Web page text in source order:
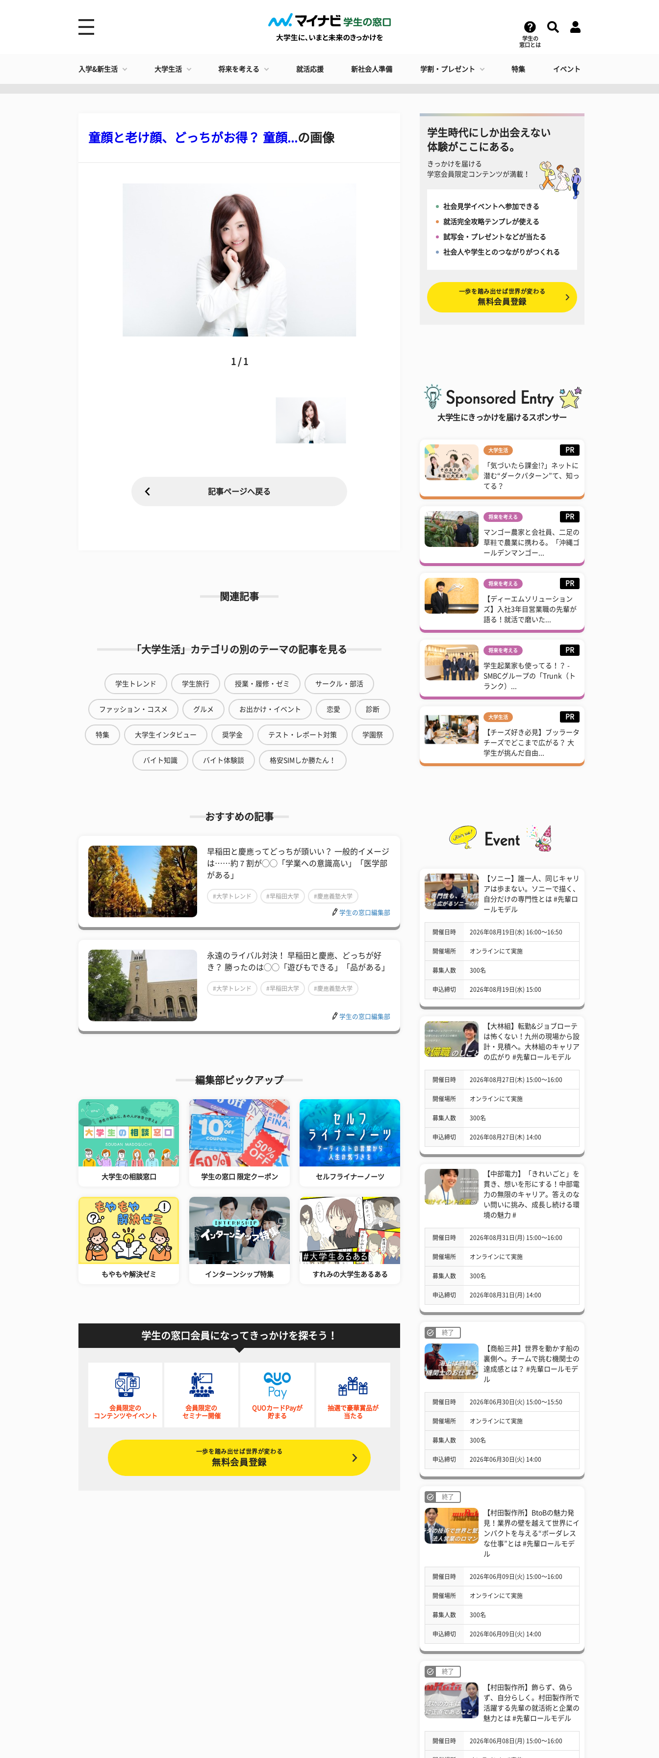
学生の
窓口とは
入学&新生活 大学生活 将来を考える 就活応援 新社会人準備 学割・プレゼント 特集 イベント
童顔と老け顔、どっちがお得？ 童顔...の画像
1 / 1
記事ページへ戻る
関連記事
「大学生活」カテゴリの別のテーマの記事を見る
学生トレンド 学生旅行 授業・履修・ゼミ サークル・部活
ファッション・コスメ グルメ お出かけ・イベント 恋愛 診断
特集 大学生インタビュー 奨学金 テスト・レポート対策 学園祭
バイト知識 バイト体験談 格安SIMしか勝たん！
おすすめの記事
早稲田と慶應ってどっちが頭いい？ 一般的イメージ
は……約７割が◯◯「学業への意識高い」「医学部
がある」
#大学トレンド #早稲田大学 #慶應義塾大学
学生の窓口編集部
永遠のライバル対決！ 早稲田と慶應、どっちが好
き？ 勝ったのは◯◯「遊びもできる」「品がある」
#大学トレンド #早稲田大学 #慶應義塾大学
学生の窓口編集部
編集部ピックアップ
大学生の相談窓口 学生の窓口 限定クーポン セルフライナーノーツ
もやもや解決ゼミ インターンシップ特集 すれみの大学生あるある
学生の窓口会員になってきっかけを探そう！
会員限定の
コンテンツやイベント
会員限定の
セミナー開催
QUOカードPayが
貯まる
抽選で豪華賞品が
当たる
一歩を踏み出せば世界が変わる
無料会員登録
学生時代にしか出会えない
体験がここにある。
きっかけを届ける
学窓会員限定コンテンツが満載！
社会見学イベントへ参加できる
就活完全攻略テンプレが使える
試写会・プレゼントなどが当たる
社会人や学生とのつながりがつくれる
一歩を踏み出せば世界が変わる
無料会員登録
大学生にきっかけを届けるスポンサー
大学生活 PR
「気づいたら課金!?」ネットに
潜む“ダークパターン”て、知っ
てる？
将来を考える PR
マンゴー農家と会社員、二足の
草鞋で農業に携わる。「沖縄ゴ
ールデンマンゴー...
将来を考える PR
【ディーエムソリューション
ズ】入社3年目営業職の先輩が
語る！就活で磨いた...
将来を考える PR
学生起業家も使ってる！？ -
SMBCグループの「Trunk（ト
ランク）...
大学生活 PR
【チーズ好き必見】ブッラータ
チーズでどこまで広がる？ 大
学生が挑んだ自由...
【ソニー】誰一人、同じキャリ
アは歩まない。ソニーで描く、
自分だけの専門性とは #先輩ロ
ールモデル
開催日時 2026年08月19日(水) 16:00〜16:50
開催場所 オンラインにて実施
募集人数 300名
申込締切 2026年08月19日(水) 15:00
【大林組】転勤&ジョブローテ
は怖くない！九州の現場から設
計・見積へ。大林組のキャリア
の広がり #先輩ロールモデル
開催日時 2026年08月27日(木) 15:00〜16:00
開催場所 オンラインにて実施
募集人数 300名
申込締切 2026年08月27日(木) 14:00
【中部電力】「きれいごと」を
貫き、想いを形にする！中部電
力の無限のキャリア。答えのな
い問いに挑み、成長し続ける環
境の魅力 #
開催日時 2026年08月31日(月) 15:00〜16:00
開催場所 オンラインにて実施
募集人数 300名
申込締切 2026年08月31日(月) 14:00
終了
【商船三井】世界を動かす船の
裏側へ。チームで挑む機関士の
達成感とは？ #先輩ロールモデ
ル
開催日時 2026年06月30日(火) 15:00〜15:50
開催場所 オンラインにて実施
募集人数 300名
申込締切 2026年06月30日(火) 14:00
終了
【村田製作所】BtoBの魅力発
見！業界の壁を越えて世界にイ
ンパクトを与える“ボーダレス
な仕事”とは #先輩ロールモデ
ル
開催日時 2026年06月09日(火) 15:00〜16:00
開催場所 オンラインにて実施
募集人数 300名
申込締切 2026年06月09日(火) 14:00
終了
【村田製作所】飾らず、偽ら
ず、自分らしく。村田製作所で
活躍する先輩の就活術と企業の
魅力とは #先輩ロールモデル
開催日時 2026年06月08日(月) 15:00〜16:00